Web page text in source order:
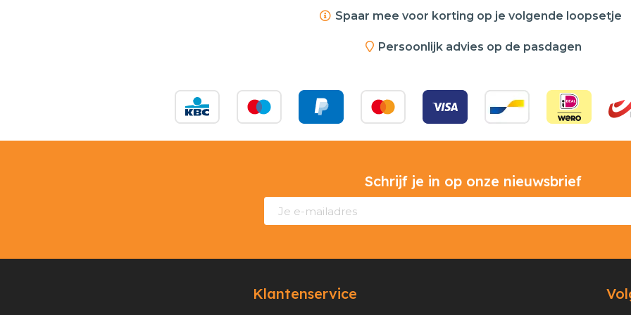
Spaar mee voor korting op je volgende loopsetje
Persoonlijk advies op de pasdagen
Schrijf je in op onze nieuwsbrief
Klantenservice